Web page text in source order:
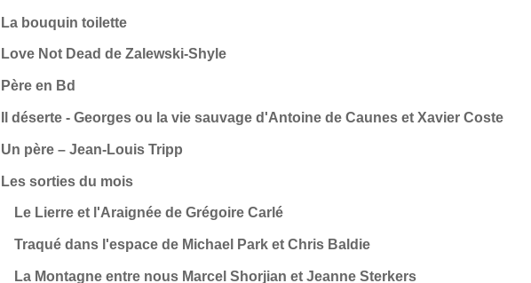
La bouquin toilette
Love Not Dead de Zalewski-Shyle
Père en Bd
Il déserte - Georges ou la vie sauvage d'Antoine de Caunes et Xavier Coste
Un père – Jean-Louis Tripp
Les sorties du mois
Le Lierre et l'Araignée de Grégoire Carlé
Traqué dans l'espace de Michael Park et Chris Baldie
La Montagne entre nous Marcel Shorjian et Jeanne Sterkers